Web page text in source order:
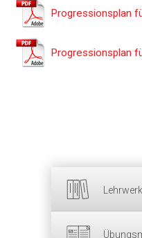
Progressionsplan
Progressionsplan